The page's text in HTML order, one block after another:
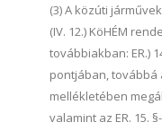
(3) A közúti
(IV. 12.) KöHÉM
továbbiakban: ER.)
pontjában, továbbá
mellékletében
valamint az ER. 15.